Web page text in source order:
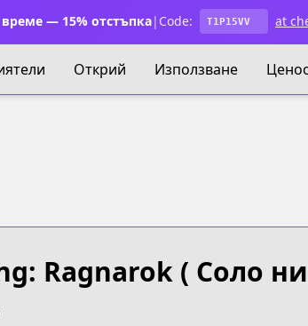
— 15% отстъпка| Code: T1P15VV at
Открий Използване
Ragnarok( Соло